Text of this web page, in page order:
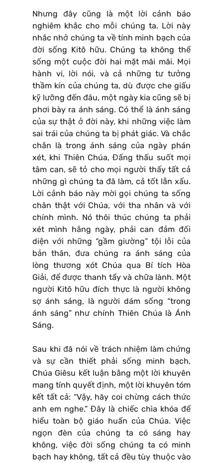
Nhưng đây cũng là một lời cảnh báo
nghiêm khắc cho mỗi chúng ta. Lời này
nhắc nhở chúng ta về tính minh bạch của
đời sống Kitô hữu. Chúng ta không thể
sống một cuộc đời hai mặt mãi mãi. Mọi
hành vi, lời nói, và cả những tư tưởng
thầm kín của chúng ta, dù được che giấu
kỹ lưỡng đến đâu, một ngày kia cũng sẽ bị
phơi bày ra ánh sáng. Có thể là ánh sáng
của sự thật ở đời này, khi những việc làm
sai trái của chúng ta bị phát giác. Và chắc
chắn là trong ánh sáng của ngày phán
xét, khi Thiên Chúa, Đấng thấu suốt mọi
tâm can, sẽ tỏ cho mọi người thấy tất cả
những gì chúng ta đã làm, cả tốt lẫn xấu.
Lời cảnh báo này mời gọi chúng ta sống
chân thật với Chúa, với tha nhân và với
chính mình. Nó thôi thúc chúng ta phải
xét mình hằng ngày, phải can đảm đối
diện với những “gầm giường” tội lỗi của
bản thân, đưa chúng ra ánh sáng của
lòng thương xót Chúa qua Bí tích Hòa
Giải, để được thanh tẩy và chữa lành. Một
người Kitô hữu đích thực là người không
sợ ánh sáng, là người dám sống “trong
ánh sáng” như chính Thiên Chúa là Ánh
Sáng.
Sau khi đã nói về trách nhiệm làm chứng
và sự cần thiết phải sống minh bạch,
Chúa Giêsu kết luận bằng một lời khuyên
mang tính quyết định, một lời khuyên tóm
kết tất cả: “Vậy, hãy coi chừng cách thức
anh em nghe.” Đây là chiếc chìa khóa để
hiểu toàn bộ giáo huấn của Chúa. Việc
ngọn đèn của chúng ta có sáng hay
không, việc đời sống chúng ta có minh
bạch hay không, tất cả đều tùy thuộc vào